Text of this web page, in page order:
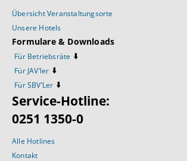
Übersicht Veranstaltungsorte
Unsere Hotels
Formulare & Downloads
Für Betriebsräte ⬇️
Für JAV’ler ⬇️
Für SBV’Ler ⬇️
Service-Hotline:
0251 1350-0
Alle Hotlines
Kontakt